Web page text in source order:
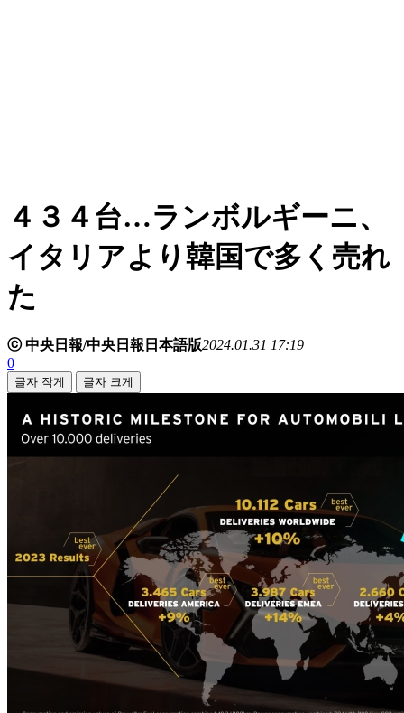
４３４台…ランボルギーニ、
イタリアより韓国で多く売れ
た
ⓒ 中央日報/中央日報日本語版2024.01.31 17:19
0
글자 작게 글자 크게